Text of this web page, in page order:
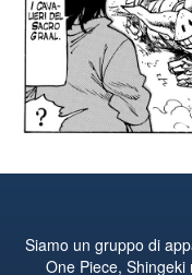
Siamo un gruppo di
One Piece,